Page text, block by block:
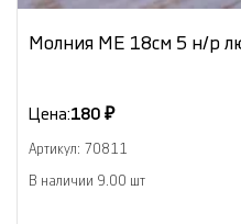
Молния МЕ 18см 5 н/р
Цена:180 ₽
Артикул: 70811
В наличии 9.00 шт